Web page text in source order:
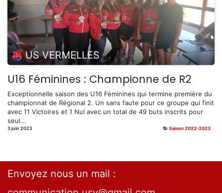
US VERMELLES
U16 Féminines : Championne de R2
Exceptionnelle saison des U16 Féminines qui termine première du
championnat de Régional 2. Un sans faute pour ce groupe qui finit
avec 11 Victoires et 1 Nul avec un total de 49 buts inscrits pour
seul...
3 juin 2023 Saison 2022-2023
Envoyez nous un mail :